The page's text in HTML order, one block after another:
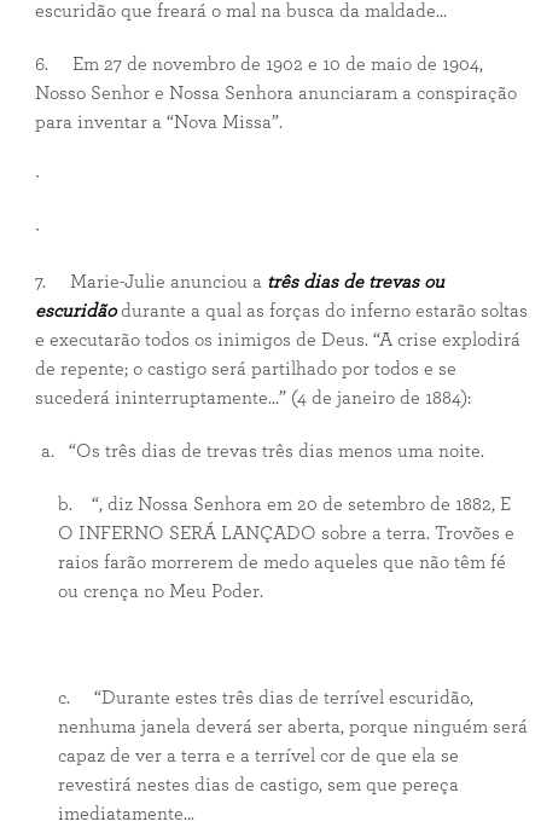
escuridão que freará o mal na busca da maldade...
6. Em 27 de novembro de 1902 e 10 de maio de 1904,
Nosso Senhor e Nossa Senhora anunciaram a conspiração
para inventar a “Nova Missa”.
·
·
7. Marie-Julie anunciou a três dias de trevas ou
escuridãodurante a qual as forças do inferno estarão soltas
e executarão todos os inimigos de Deus. “A crise explodirá
de repente; o castigo será partilhado por todos e se
sucederá ininterruptamente...” (4 de janeiro de 1884):
a. “Os três dias de trevas três dias menos uma noite.
b. “, diz Nossa Senhora em 20 de setembro de 1882, E
O INFERNO SERÁ LANÇADO sobre a terra. Trovões e
raios farão morrerem de medo aqueles que não têm fé
ou crença no Meu Poder.
c. “Durante estes três dias de terrível escuridão,
nenhuma janela deverá ser aberta, porque ninguém será
capaz de ver a terra e a terrível cor de que ela se
revestirá nestes dias de castigo, sem que pereça
imediatamente...